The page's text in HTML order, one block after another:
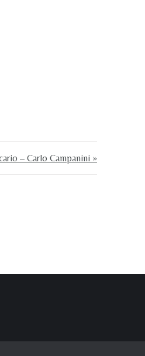
– Carlo Campanini »